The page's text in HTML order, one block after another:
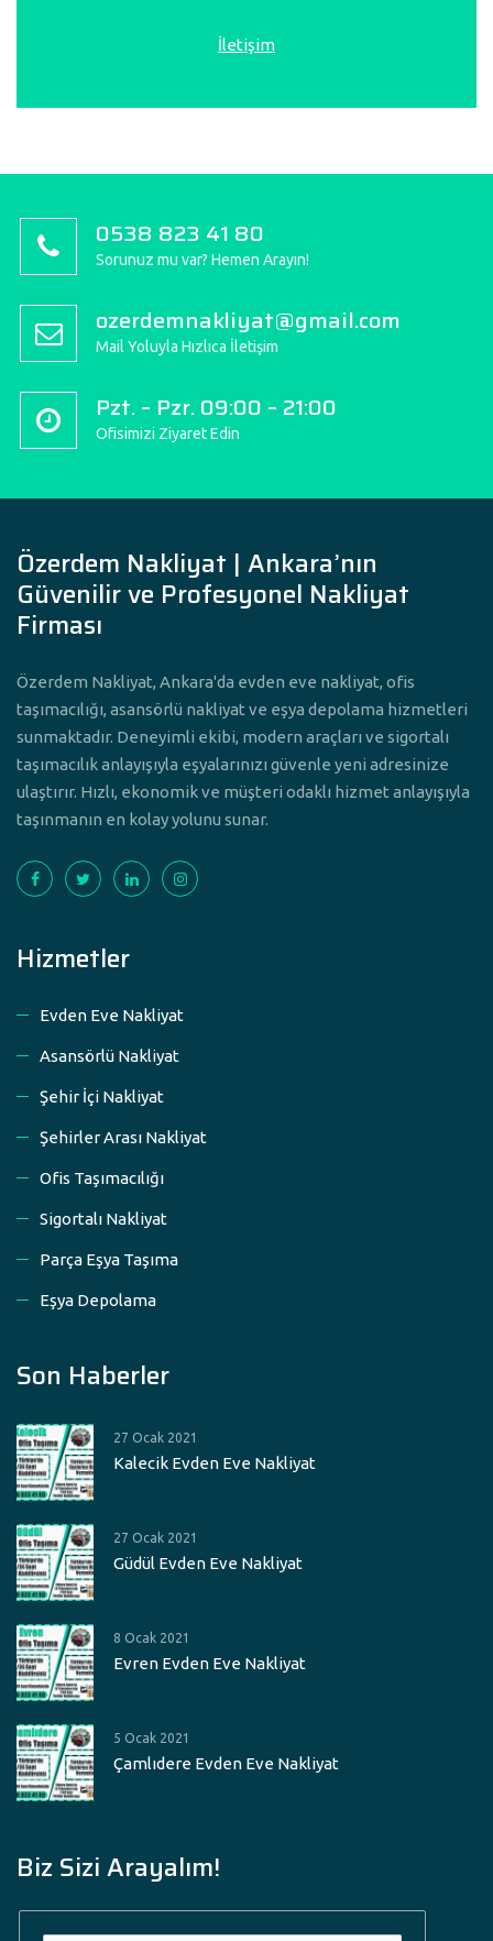
İletişim
0538 823 41 80
Sorunuz mu var? Hemen Arayın!
ozerdemnakliyat@gmail.com
Mail Yoluyla Hızlıca İletişim
Pzt. – Pzr. 09:00 – 21:00
Ofisimizi Ziyaret Edin
Özerdem Nakliyat | Ankara’nın
Güvenilir ve Profesyonel Nakliyat
Firması
Özerdem Nakliyat, Ankara'da evden eve nakliyat, ofis
taşımacılığı, asansörlü nakliyat ve eşya depolama hizmetleri
sunmaktadır. Deneyimli ekibi, modern araçları ve sigortalı
taşımacılık anlayışıyla eşyalarınızı güvenle yeni adresinize
ulaştırır. Hızlı, ekonomik ve müşteri odaklı hizmet anlayışıyla
taşınmanın en kolay yolunu sunar.
Hizmetler
Evden Eve Nakliyat
Asansörlü Nakliyat
Şehir İçi Nakliyat
Şehirler Arası Nakliyat
Ofis Taşımacılığı
Sigortalı Nakliyat
Parça Eşya Taşıma
Eşya Depolama
Son Haberler
27 Ocak 2021
Kalecik Evden Eve Nakliyat
27 Ocak 2021
Güdül Evden Eve Nakliyat
8 Ocak 2021
Evren Evden Eve Nakliyat
5 Ocak 2021
Çamlıdere Evden Eve Nakliyat
Biz Sizi Arayalım!